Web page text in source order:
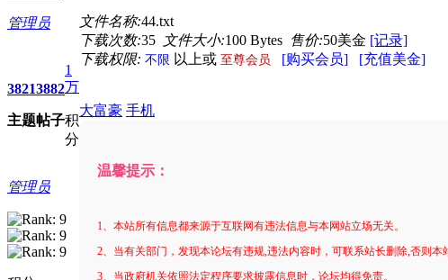
管理员
3821
主题
3882
帖子
1
万
积
分
管理员
文件名称:44.txt
下载次数:35 文件大小:100 Bytes 售价:50美金 [记录]
下载权限: 不限 以上或 至尊会员 [购买会员] [充值美金]
大富豪 手机
温馨提示：
1、本站所有信息都来源于互联网有违法信息与本网站立场无关。
2、当有关部门，发现本论坛有违规,违法内容时，可联系站长删除,否则本
3、当政府机关依照法定程序要求披露信息时，论坛均得免责。